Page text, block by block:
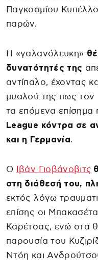
Παγκοσμίου
παρών.
Η «γαλανόλευκη»
δυνατότητές της
αντίπαλο, έχοντας
μυαλού της πως τον
τα επόμενα επίσημα
League κόντρα σε
και η Γερμανία.
Ο Ιβάν Γιοβάνοβιτς
στη διάθεσή του,
εκτός λόγω
επίσης οι
Καρέτσας, ενώ στα
παρουσία του
Ντόη και